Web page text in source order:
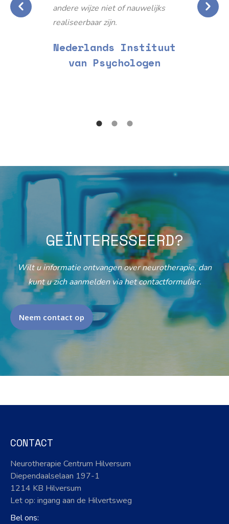
andere wijze niet of nauwelijks
realiseerbaar zijn.
Nederlands Instituut
van Psychologen
GEÏNTERESSEERD?
Wilt u informatie ontvangen over neurotherapie, dan
kunt u zich aanmelden via het contactformulier.
Neem contact op
CONTACT
Neurotherapie Centrum Hilversum
Diependaalselaan 197-1
1214 KB Hilversum
Let op: ingang aan de Hilvertsweg
Bel ons: